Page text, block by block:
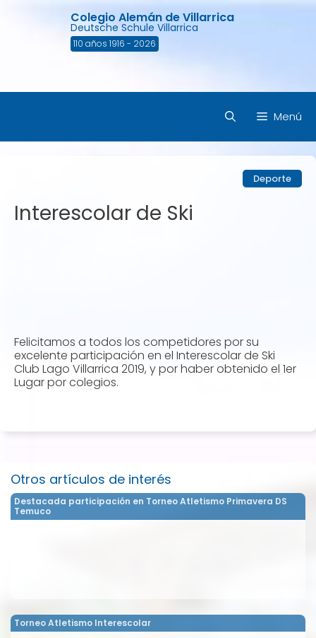
Colegio Alemán de Villarrica
Deutsche Schule Villarrica
110 años 1916 - 2026
Menú
Deporte
Interescolar de Ski
Felicitamos a todos los competidores por su
excelente participación en el Interescolar de Ski
Club Lago Villarrica 2019, y por haber obtenido el 1er
Lugar por colegios.
Otros artículos de interés
Destacada participación en Torneo Atletismo Primavera DS
Temuco
Torneo Atletismo Interescolar